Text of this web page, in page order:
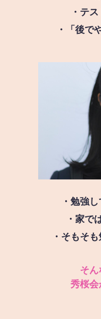
・テ
・「後で
・勉強
・家で
・そもそ
そ
秀桜会